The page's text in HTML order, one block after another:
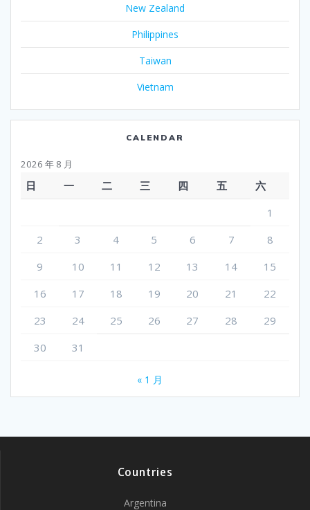
New Zealand
Philippines
Taiwan
Vietnam
CALENDAR
2026 年 8 月
日 一 二 三 四 五
六
1
2
3 4 5 6 7
8
9
10 11 12 13 14
15
16
17 18 19 20 21
22
23
24 25 26 27 28
29
30
31
« 1 月
Countries
Argentina